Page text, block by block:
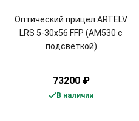
Оптический прицел ARTELV
LRS 5-30x56 FFP (AM530 c
подсветкой)
73200 ₽
В наличии